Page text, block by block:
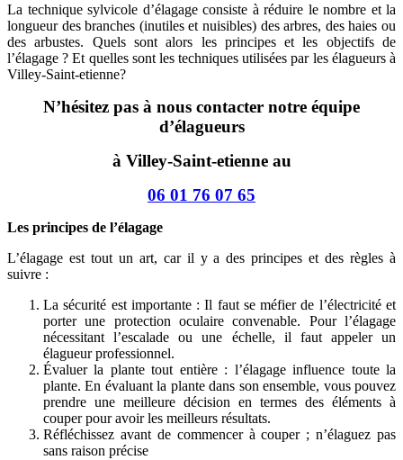
La technique sylvicole d’élagage consiste à réduire le nombre et la
longueur des branches (inutiles et nuisibles) des arbres, des haies ou
des arbustes. Quels sont alors les principes et les objectifs de
l’élagage ? Et quelles sont les techniques utilisées par les élagueurs à
Villey-Saint-etienne?
N’hésitez pas à nous contacter notre équipe
d’élagueurs
à Villey-Saint-etienne au
06 01 76 07 65
Les principes de l’élagage
L’élagage est tout un art, car il y a des principes et des règles à
suivre :
La sécurité est importante : Il faut se méfier de l’électricité et
porter une protection oculaire convenable. Pour l’élagage
nécessitant l’escalade ou une échelle, il faut appeler un
élagueur professionnel.
Évaluer la plante tout entière : l’élagage influence toute la
plante. En évaluant la plante dans son ensemble, vous pouvez
prendre une meilleure décision en termes des éléments à
couper pour avoir les meilleurs résultats.
Réfléchissez avant de commencer à couper ; n’élaguez pas
sans raison précise